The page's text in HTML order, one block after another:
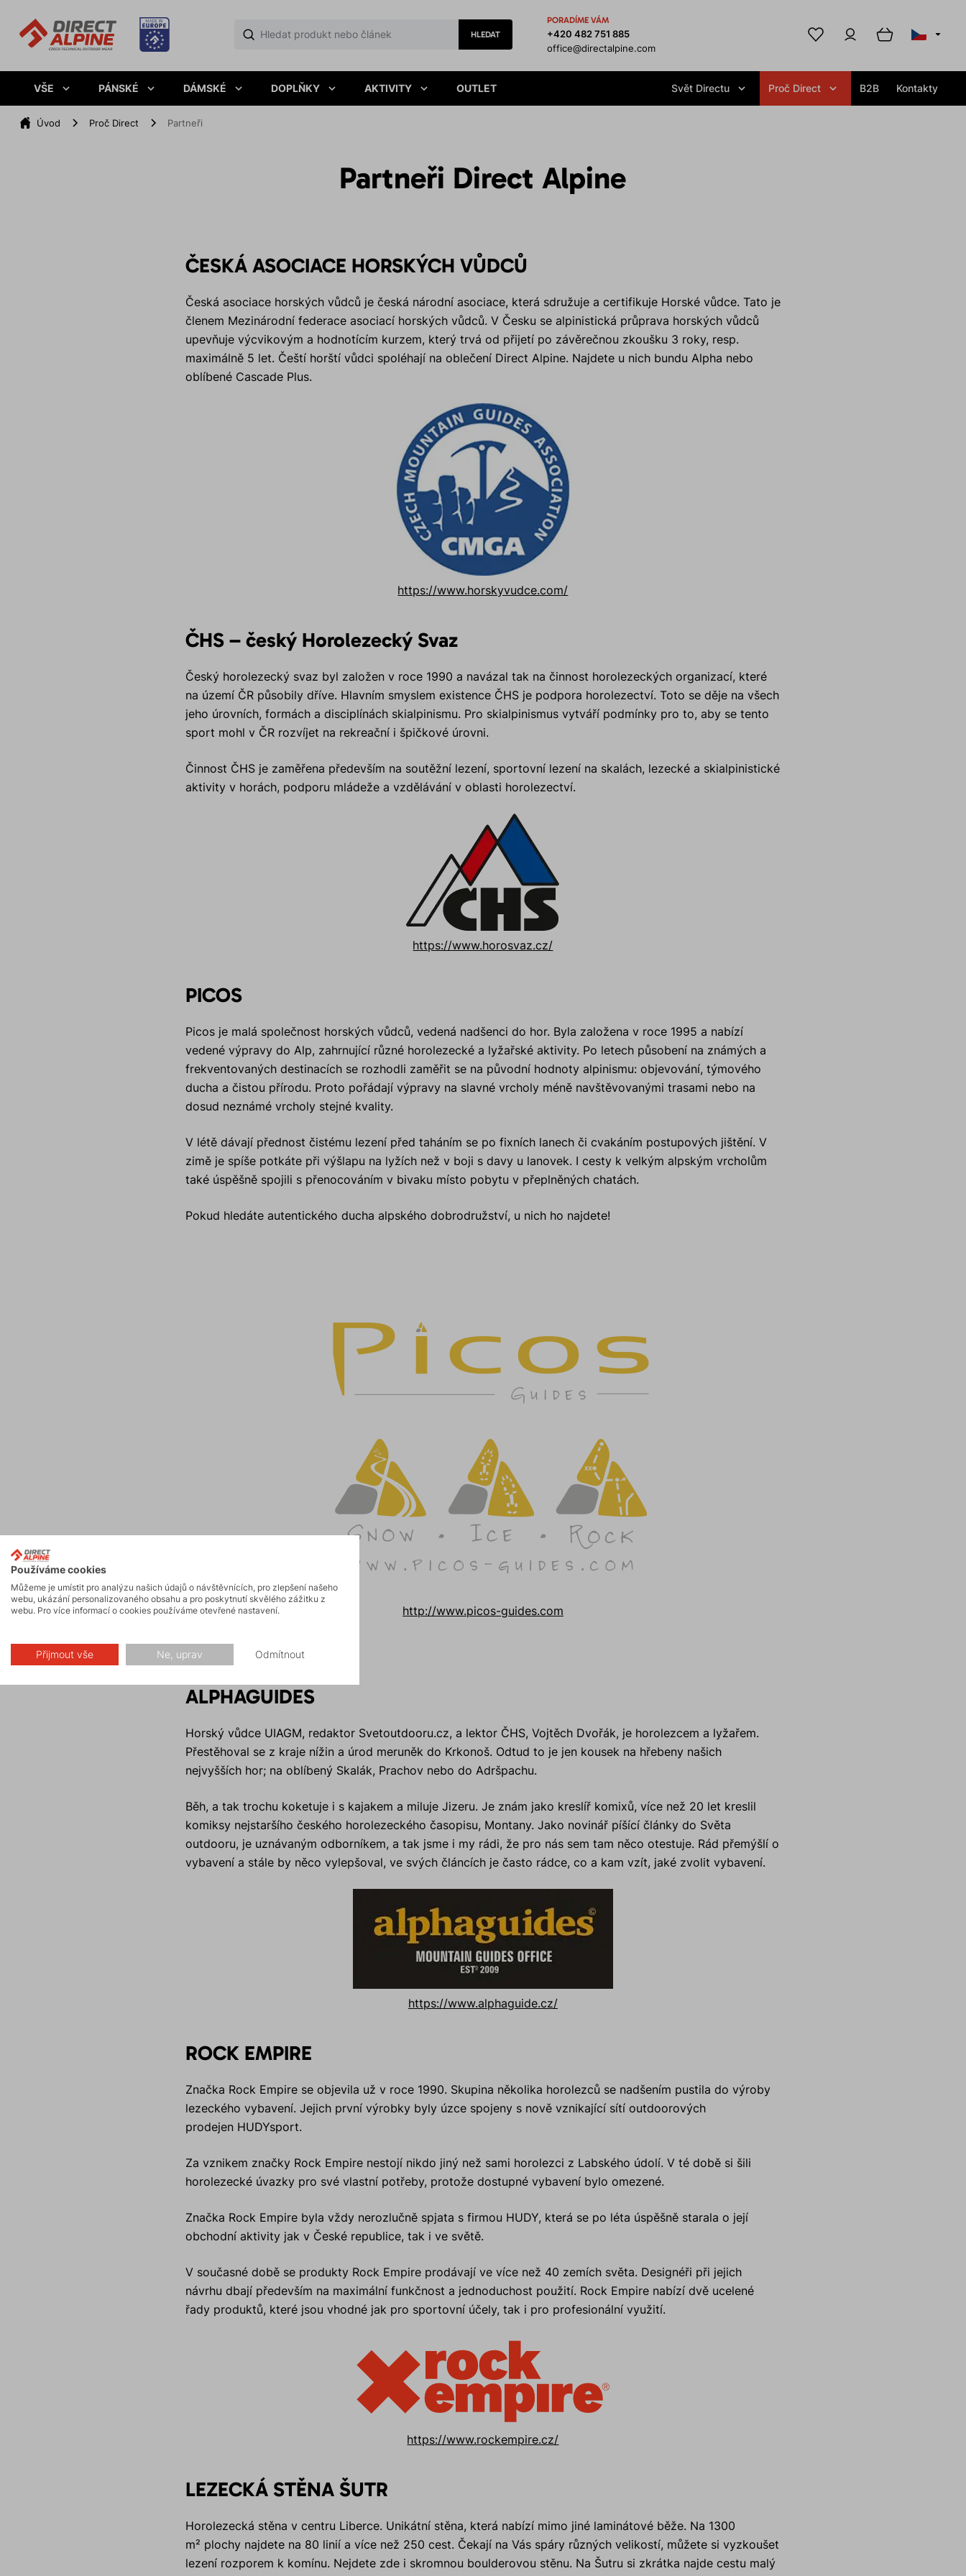
HLEDAT
PORADÍME VÁM
+420 482 751 885
office@directalpine.com
VŠE PÁNSKÉ DÁMSKÉ DOPLŇKY AKTIVITY OUTLET Svět Directu Proč Direct B2B Kontakty
Úvod Proč Direct Partneři
Partneři Direct Alpine
ČESKÁ ASOCIACE HORSKÝCH VŮDCŮ
Česká asociace horských vůdců je česká národní asociace, která sdružuje a certifikuje Horské vůdce. Tato je
členem Mezinárodní federace asociací horských vůdců. V Česku se alpinistická průprava horských vůdců
upevňuje výcvikovým a hodnotícím kurzem, který trvá od přijetí po závěrečnou zkoušku 3 roky, resp.
maximálně 5 let. Čeští horští vůdci spoléhají na oblečení Direct Alpine. Najdete u nich bundu Alpha nebo
oblíbené Cascade Plus.
https://www.horskyvudce.com/
ČHS – český Horolezecký Svaz
Český horolezecký svaz byl založen v roce 1990 a navázal tak na činnost horolezeckých organizací, které
na území ČR působily dříve. Hlavním smyslem existence ČHS je podpora horolezectví. Toto se děje na všech
jeho úrovních, formách a disciplínách skialpinismu. Pro skialpinismus vytváří podmínky pro to, aby se tento
sport mohl v ČR rozvíjet na rekreační i špičkové úrovni.
Činnost ČHS je zaměřena především na soutěžní lezení, sportovní lezení na skalách, lezecké a skialpinistické
aktivity v horách, podporu mládeže a vzdělávání v oblasti horolezectví.
https://www.horosvaz.cz/
PICOS
Picos je malá společnost horských vůdců, vedená nadšenci do hor. Byla založena v roce 1995 a nabízí
vedené výpravy do Alp, zahrnující různé horolezecké a lyžařské aktivity. Po letech působení na známých a
frekventovaných destinacích se rozhodli zaměřit se na původní hodnoty alpinismu: objevování, týmového
ducha a čistou přírodu. Proto pořádají výpravy na slavné vrcholy méně navštěvovanými trasami nebo na
dosud neznámé vrcholy stejné kvality.
V létě dávají přednost čistému lezení před taháním se po fixních lanech či cvakáním postupových jištění. V
zimě je spíše potkáte při výšlapu na lyžích než v boji s davy u lanovek. I cesty k velkým alpským vrcholům
také úspěšně spojili s přenocováním v bivaku místo pobytu v přeplněných chatách.
Pokud hledáte autentického ducha alpského dobrodružství, u nich ho najdete!
http://www.picos-guides.com
ALPHAGUIDES
Horský vůdce UIAGM, redaktor Svetoutdooru.cz, a lektor ČHS, Vojtěch Dvořák, je horolezcem a lyžařem.
Přestěhoval se z kraje nížin a úrod meruněk do Krkonoš. Odtud to je jen kousek na hřebeny našich
nejvyšších hor; na oblíbený Skalák, Prachov nebo do Adršpachu.
Běh, a tak trochu koketuje i s kajakem a miluje Jizeru. Je znám jako kreslíř komixů, více než 20 let kreslil
komiksy nejstaršího českého horolezeckého časopisu, Montany. Jako novinář píšící články do Světa
outdooru, je uznávaným odborníkem, a tak jsme i my rádi, že pro nás sem tam něco otestuje. Rád přemýšlí o
vybavení a stále by něco vylepšoval, ve svých článcích je často rádce, co a kam vzít, jaké zvolit vybavení.
https://www.alphaguide.cz/
ROCK EMPIRE
Značka Rock Empire se objevila už v roce 1990. Skupina několika horolezců se nadšením pustila do výroby
lezeckého vybavení. Jejich první výrobky byly úzce spojeny s nově vznikající sítí outdoorových
prodejen HUDYsport.
Za vznikem značky Rock Empire nestojí nikdo jiný než sami horolezci z Labského údolí. V té době si šili
horolezecké úvazky pro své vlastní potřeby, protože dostupné vybavení bylo omezené.
Značka Rock Empire byla vždy nerozlučně spjata s firmou HUDY, která se po léta úspěšně starala o její
obchodní aktivity jak v České republice, tak i ve světě.
V současné době se produkty Rock Empire prodávají ve více než 40 zemích světa. Designéři při jejich
návrhu dbají především na maximální funkčnost a jednoduchost použití. Rock Empire nabízí dvě ucelené
řady produktů, které jsou vhodné jak pro sportovní účely, tak i pro profesionální využití.
https://www.rockempire.cz/
LEZECKÁ STĚNA ŠUTR
Horolezecká stěna v centru Liberce. Unikátní stěna, která nabízí mimo jiné laminátové běže. Na 1300
m² plochy najdete na 80 linií a více než 250 cest. Čekají na Vás spáry různých velikostí, můžete si vyzkoušet
lezení rozporem k komínu. Nejdete zde i skromnou boulderovou stěnu. Na Šutru si zkrátka najde cestu malý
Používáme cookies
Můžeme je umístit pro analýzu našich údajů o návštěvnících, pro zlepšení našeho
webu, ukázání personalizovaného obsahu a pro poskytnutí skvělého zážitku z
webu. Pro více informací o cookies používáme otevřené nastavení.
Přijmout vše Ne, uprav Odmítnout